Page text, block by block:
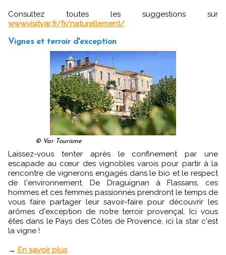
Consultez toutes les suggestions sur
www.visitvar.fr/fr/naturellement/
Vignes et terroir d'exception
© Var Tourisme
Laissez-vous tenter après le confinement par une
escapade au cœur des vignobles varois pour partir à la
rencontre de vignerons engagés dans le bio et le respect
de l'environnement. De Draguignan à Flassans, ces
hommes et ces femmes passionnés prendront le temps de
vous faire partager leur savoir-faire pour découvrir les
arômes d'exception de notre terroir provençal. Ici vous
êtes dans le Pays des Côtes de Provence, ici la star c'est
la vigne !
→ En savoir plus